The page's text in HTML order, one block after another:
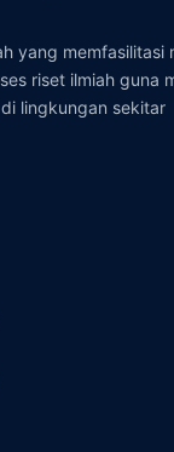
yang memfasilitasi
riset ilmiah guna
lingkungan sekitar